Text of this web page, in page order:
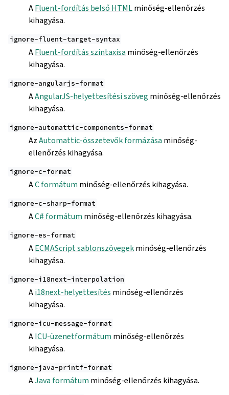
AFluent-fordítás belső HTMLminőség-ellenőrzés
kihagyása.
ignore-fluent-target-syntax
AFluent-fordítás szintaxisa minőség-ellenőrzés
kihagyása.
ignore-angularjs-format
AAngularJS-helyettesítési szöveg minőség-ellenőrzés
kihagyása.
ignore-automattic-components-format
AzAutomattic-összetevők formázása minőség-
ellenőrzés kihagyása.
ignore-c-format
AC formátum minőség-ellenőrzés kihagyása.
ignore-c-sharp-format
AC# formátum minőség-ellenőrzés kihagyása.
ignore-es-format
AECMAScript sablonszövegekminőség-ellenőrzés
kihagyása.
ignore-i18next-interpolation
Ai18next-helyettesítés minőség-ellenőrzés
kihagyása.
ignore-icu-message-format
AICU-üzenetformátum minőség-ellenőrzés
kihagyása.
ignore-java-printf-format
AJava formátum minőség-ellenőrzés kihagyása.